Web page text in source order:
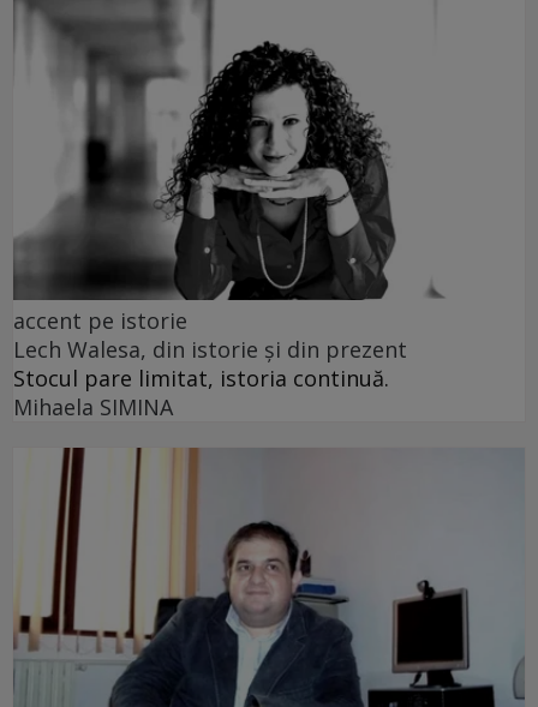
accent pe istorie
Lech Walesa, din istorie și din prezent
Stocul pare limitat, istoria continuă.
Mihaela SIMINA